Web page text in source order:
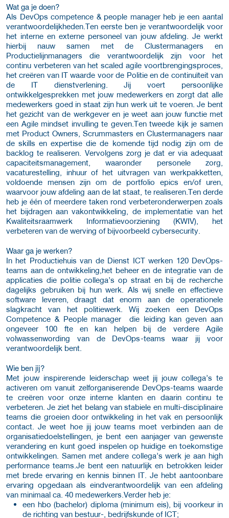
Wat ga je doen?
Als DevOps competence & people manager heb je een aantal
verantwoordelijkheden.Ten eerste ben je verantwoordelijk voor
het interne en externe personeel van jouw afdeling. Je werkt
hierbij nauw samen met de Clustermanagers en
Productielijnmanagers die verantwoordelijk zijn voor het
continu verbeteren van het scaled agile voortbrengingsproces,
het creëren van IT waarde voor de Politie en de continuïteit van
de IT dienstverlening. Jij voert persoonlijke
ontwikkelgesprekken met jouw medewerkers en zorgt dat alle
medewerkers goed in staat zijn hun werk uit te voeren. Je bent
het gezicht van de werkgever en je weet aan jouw functie met
een Agile mindset invulling te geven.Ten tweede kijk je samen
met Product Owners, Scrummasters en Clustermanagers naar
de skills en expertise die de komende tijd nodig zijn om de
backlog te realiseren. Vervolgens zorg je dat er via adequaat
capaciteitsmanagement, waaronder personele zorg,
vacaturestelling, inhuur of het uitvragen van werkpakketten,
voldoende mensen zijn om de portfolio epics en/of uren,
waarvoor jouw afdeling aan de lat staat, te realiseren.Ten derde
heb je één of meerdere taken rond verbeteronderwerpen zoals
het bijdragen aan vakontwikkeling, de implementatie van het
Kwaliteitsraamwerk Informatievoorziening (KWIV), het
verbeteren van de werving of bijvoorbeeld cybersecurity.
Waar ga je werken?
In het Productiehuis van de Dienst ICT werken 120 DevOps-
teams aan de ontwikkeling,het beheer en de integratie van de
applicaties die politie collega’s op straat en bij de recherche
dagelijks gebruiken bij hun werk. Als wij snelle en effectieve
software leveren, draagt dat enorm aan de operationele
slagkracht van het politiewerk. Wij zoeken een DevOps
Competence & People manager die leiding kan geven aan
ongeveer 100 fte en kan helpen bij de verdere Agile
volwassenwording van de DevOps-teams waar jij voor
verantwoordelijk bent.
Wie ben jij?
Met jouw inspirerende leiderschap weet jij jouw collega’s te
activeren om vanuit zelforganiserende DevOps-teams waarde
te creëren voor onze interne klanten en daarin continu te
verbeteren. Je ziet het belang van stabiele en multi-disciplinaire
teams die groeien door ontwikkeling in het vak en persoonlijk
contact. Je weet hoe jij jouw teams moet verbinden aan de
organisatiedoelstellingen, je bent een aanjager van gewenste
verandering en kunt goed inspelen op huidige en toekomstige
ontwikkelingen. Samen met andere collega’s werk je aan high
performance teams.Je bent een natuurlijk en betrokken leider
met brede ervaring en kennis binnen IT. Je hebt aantoonbare
ervaring opgedaan als eindverantwoordelijk van een afdeling
van minimaal ca. 40 medewerkers.Verder heb je:
een hbo (bachelor) diploma (minimum eis), bij voorkeur in
de richting van bestuur-, bedrijfskunde of ICT;